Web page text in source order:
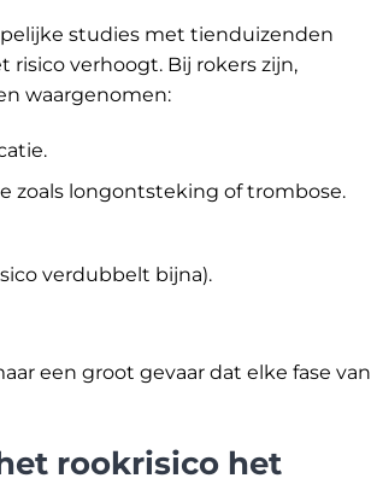
studies met tienduizenden
verhoogt. Bij rokers zijn,
waargenomen:
zoals longontsteking of trombose.
verdubbelt bijna).
een groot gevaar dat elke fase van
rookrisico het